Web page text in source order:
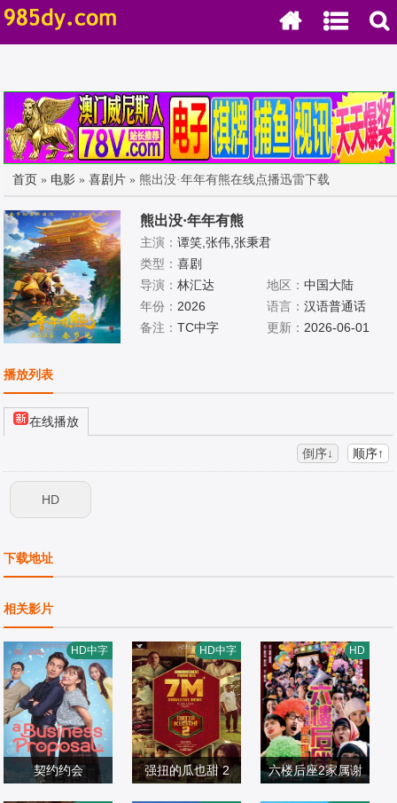
首页 » 电影 »喜剧片 » 熊出没·年年有熊在线点播迅雷下载
熊出没·年年有熊
主演：谭笑,张伟,张秉君
类型：喜剧
导演：林汇达 地区： 中国大陆
年份： 2026 语言： 汉语普通话
备注：TC中字 更新： 2026-06-01
播放列表
在线播放
倒序↓ 顺序↑
HD
下载地址
相关影片
契约约会
HD中字
强扭的瓜也甜 2
HD中字
六楼后座2家属谢
HD